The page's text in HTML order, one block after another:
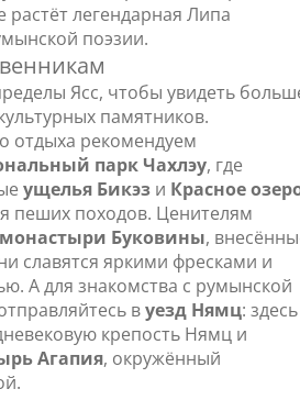
растёт легендарная Липа
поэзии.
Ясс, чтобы увидеть
памятников.
отдыха рекомендуем
парк Чахлэу, где
ущелья Бикэз и Красное
пеших походов. Ценителям
монастыри Буковины,
славятся яркими фресками и
А для знакомства с румынской
вуезд Нямц: здесь
крепость Нямц и
Агапия, окружённый